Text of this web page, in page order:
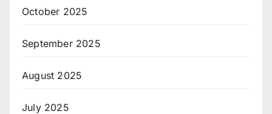
October 2025
September 2025
August 2025
July 2025